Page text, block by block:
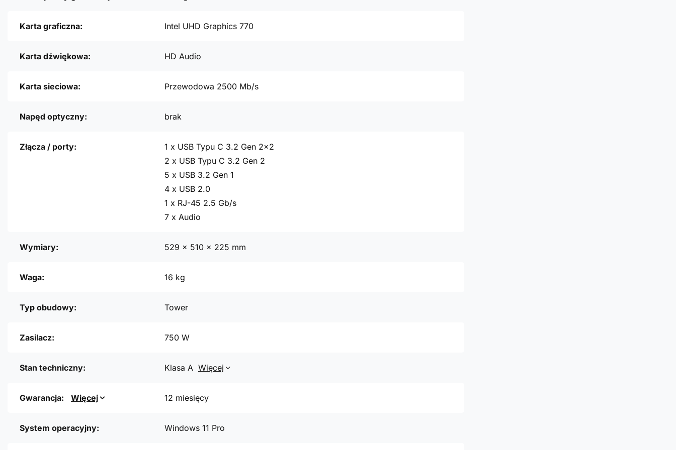
Karta graficzna: Intel UHD Graphics 770
Karta dźwiękowa: HD Audio
Karta sieciowa: Przewodowa 2500 Mb/s
Napęd optyczny: brak
Złącza / porty:
1 x USB Typu C 3.2 Gen 2x2
2 x USB Typu C 3.2 Gen 2
5 x USB 3.2 Gen 1
4 x USB 2.0
1 x RJ-45 2.5 Gb/s
7 x Audio
Wymiary: 529 x 510 x 225 mm
Waga: 16 kg
Typ obudowy: Tower
Zasilacz: 750 W
Stan techniczny: Klasa A Więcej
Gwarancja: Więcej 12 miesięcy
System operacyjny: Windows 11 Pro